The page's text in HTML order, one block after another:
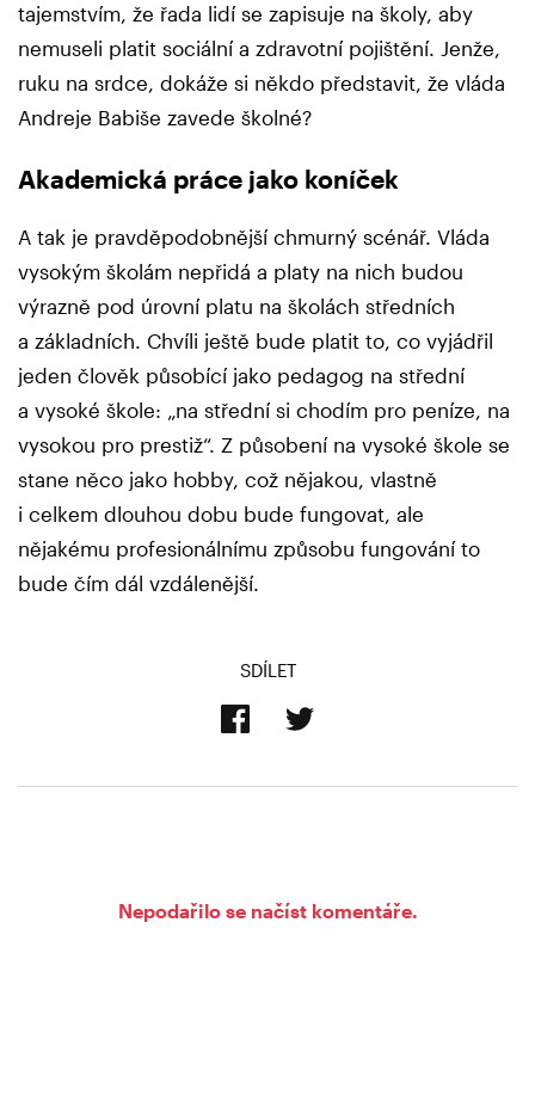
tajemstvím, že řada lidí se zapisuje na školy, aby
nemuseli platit sociální a zdravotní pojištění. Jenže,
ruku na srdce, dokáže si někdo představit, že vláda
Andreje Babiše zavede školné?
Akademická práce jako koníček
A tak je pravděpodobnější chmurný scénář. Vláda
vysokým školám nepřidá a platy na nich budou
výrazně pod úrovní platu na školách středních
a základních. Chvíli ještě bude platit to, co vyjádřil
jeden člověk působící jako pedagog na střední
a vysoké škole: „na střední si chodím pro peníze, na
vysokou pro prestiž“. Z působení na vysoké škole se
stane něco jako hobby, což nějakou, vlastně
i celkem dlouhou dobu bude fungovat, ale
nějakému profesionálnímu způsobu fungování to
bude čím dál vzdálenější.
SDÍLET
Nepodařilo se načíst komentáře.